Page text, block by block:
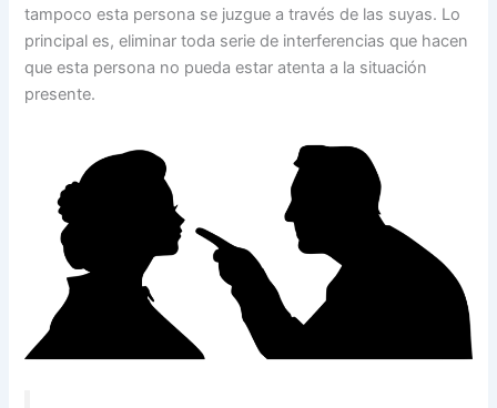
tampoco esta persona se juzgue a través de las suyas. Lo
principal es, eliminar toda serie de interferencias que hacen
que esta persona no pueda estar atenta a la situación
presente.